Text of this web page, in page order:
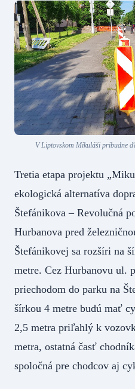
V Liptovskom Mikuláši pribudne
Tretia etapa projektu
ekologická alternatíva
Štefánikova – Revolučná
Hurbanova pred
Štefánikovej sa rozšíri na
metre. Cez Hurbanovu ul.
priechodom do parku na
šírkou 4 metre budú mať
2,5 metra priľahlý k
metra, ostatná časť
spoločná pre chodcov aj